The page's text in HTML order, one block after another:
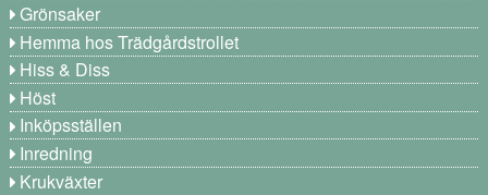
Grönsaker
Hemma hos Trädgårdstrollet
Hiss & Diss
Höst
Inköpsställen
Inredning
Krukväxter